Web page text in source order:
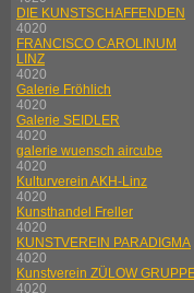
DIE KUNSTSCHAFFENDEN
4020
FRANCISCO CAROLINUM
LINZ
4020
Galerie Fröhlich
4020
Galerie SEIDLER
4020
galerie wuensch aircube
4020
Kulturverein AKH-Linz
4020
Kunsthandel Freller
4020
KUNSTVEREIN PARADIGMA
4020
Kunstverein ZÜLOW
4020